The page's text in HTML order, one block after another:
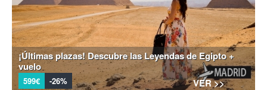
¡Últimas plazas! Descubre las Leyendas de Egipto +
vuelo
599€ -26% VER >>